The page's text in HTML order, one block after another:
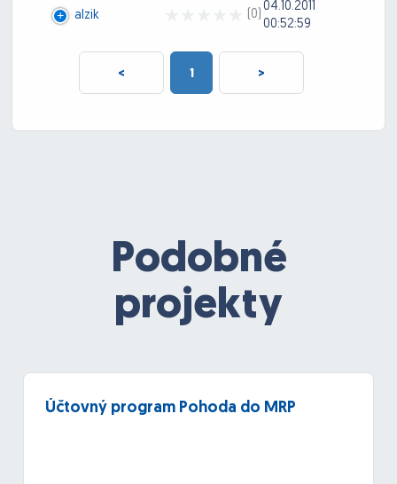
alzik (0)
04.10.2011
00:52:59
< 1 >
Podobné
projekty
Účtovný program Pohoda do MRP